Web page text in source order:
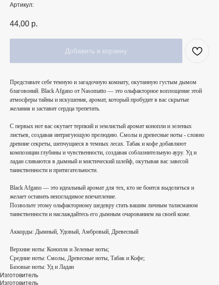
Артикул:
44,00 р.
Добавить в корзину
Представьте себе темную и загадочную комнату, окутанную густым дымом
благовоний. Black Afgano от Nasomatto — это ольфакторное воплощение этой
атмосферы тайны и искушения, аромат, который пробудит в вас скрытые
желания и заставит сердца трепетать.
С первых нот вас окутает терпкий и землистый аромат конопли и зеленых
листьев, создавая интригующую прелюдию. Смолы и древесные ноты - словно
древние секреты, шепчущиеся в темных лесах. Табак и кофе добавляют
композиции глубины и чувственности, создавая соблазнительную ауру. Уд и
ладан сливаются в дымный и мистический шлейф, окутывая вас завесой
таинственности и притягательности.
Black Afgano — это идеальный аромат для тех, кто не боится выделяться и
желает оставить неизгладимое впечатление.
Позвольте этому ольфакторному шедевру стать вашим личным талисманом
таинственности и наслаждайтесь его дымным очарованием на своей коже.
Аккорды: Дымный, Удовый, Амбровый, Древесный
Верхние ноты: Конопля и Зеленые ноты;
Средние ноты: Cмолы, Древесные ноты, Табак и Кофе;
Базовые ноты: Уд и Ладан
Изготовитель
Изготовитель